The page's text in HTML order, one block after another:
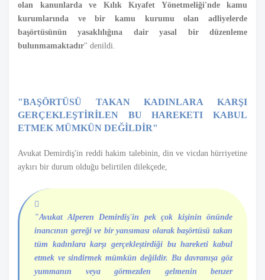
olan kanunlarda ve Kılık Kıyafet Yönetmeliği'nde kamu
kurumlarında ve bir kamu kurumu olan adliyelerde
başörtüsünün yasaklılığına dair yasal bir düzenleme
bulunmamaktadır" denildi.
"BAŞÖRTÜSÜ TAKAN KADINLARA KARŞI
GERÇEKLEŞTİRİLEN BU HAREKETI KABUL
ETMEK MÜMKÜN DEĞİLDİR"
Avukat Demirdiş'in reddi hakim talebinin, din ve vicdan hürriyetine
aykırı bir durum olduğu belirtilen dilekçede,
"Avukat Alperen Demirdiş'in pek çok kişinin önünde
inancının gereği ve bir yansıması olarak başörtüsü takan
tüm kadınlara karşı gerçekleştirdiği bu hareketi kabul
etmek ve sindirmek mümkün değildir. Bu davranışa göz
yummanın veya görmezden gelmenin benzer